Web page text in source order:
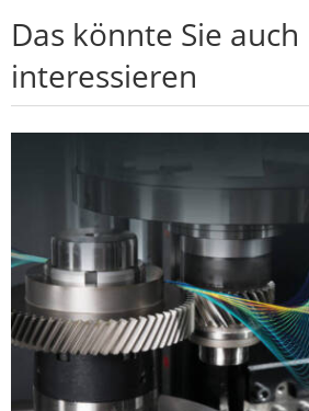
Das könnte Sie auch
interessieren